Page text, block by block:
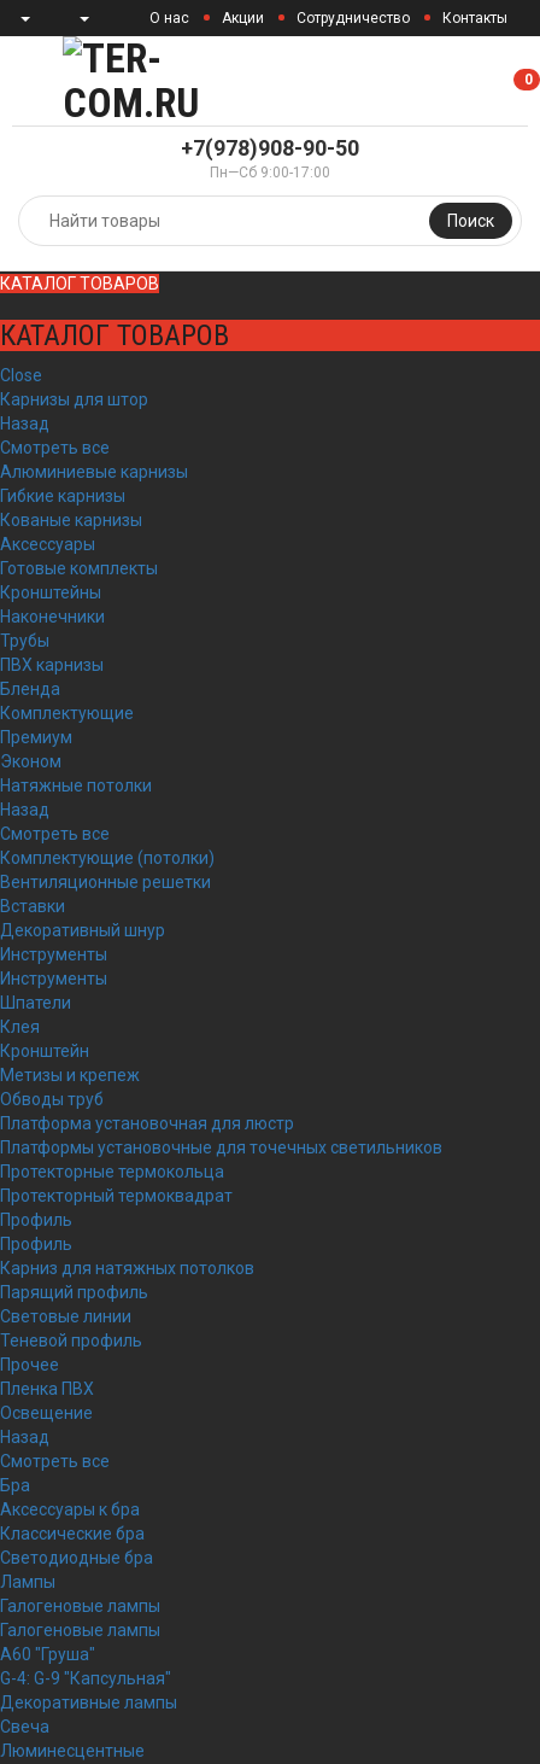
О нас Акции Сотрудничество Контакты
+7(978)908-90-50
Пн—Сб 9:00-17:00
Поиск
00
КАТАЛОГ ТОВАРОВ
КАТАЛОГ ТОВАРОВ
Close
Карнизы для штор
Назад
Смотреть все
Алюминиевые карнизы
Гибкие карнизы
Кованые карнизы
Аксессуары
Готовые комплекты
Кронштейны
Наконечники
Трубы
ПВХ карнизы
Бленда
Комплектующие
Премиум
Эконом
Натяжные потолки
Назад
Смотреть все
Комплектующие (потолки)
Вентиляционные решетки
Вставки
Декоративный шнур
Инструменты
Инструменты
Шпатели
Клея
Кронштейн
Метизы и крепеж
Обводы труб
Платформа установочная для люстр
Платформы установочные для точечных светильников
Протекторные термокольца
Протекторный термоквадрат
Профиль
Профиль
Карниз для натяжных потолков
Парящий профиль
Световые линии
Теневой профиль
Прочее
Пленка ПВХ
Освещение
Назад
Смотреть все
Бра
Аксессуары к бра
Классические бра
Светодиодные бра
Лампы
Галогеновые лампы
Галогеновые лампы
A60 "Груша"
G-4: G-9 "Капсульная"
Декоративные лампы
Свеча
Люминесцентные